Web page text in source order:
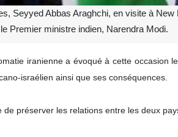
Seyyed Abbas Araghchi, en visite à
Premier ministre indien, Narendra Modi.
iranienne a évoqué à cette occasion
israélien ainsi que ses conséquences.
préserver les relations entre les deux